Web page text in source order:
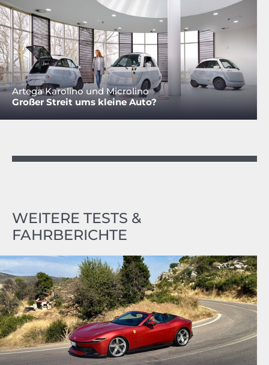
Artega Karolino und Microlino
Großer Streit ums kleine Auto?
WEITERE TESTS &
FAHRBERICHTE